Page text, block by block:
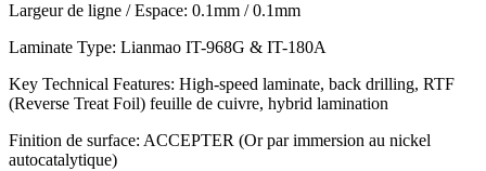
Largeur de ligne / Espace: 0.1mm / 0.1mm
Laminate Type: Lianmao IT-968G & IT-180A
Key Technical Features: High-speed laminate, back drilling, RTF
(Reverse Treat Foil) feuille de cuivre, hybrid lamination
Finition de surface: ACCEPTER (Or par immersion au nickel
autocatalytique)